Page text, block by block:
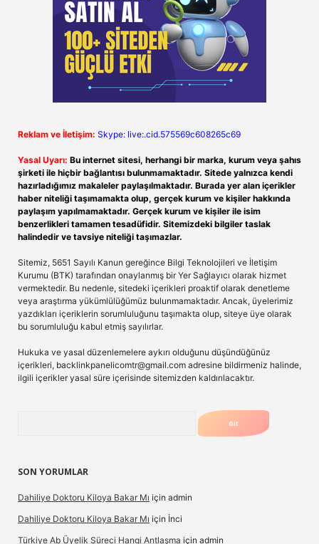
Reklam ve İletişim: Skype: live:.cid.575569c608265c69
Yasal Uyarı: Bu internet sitesi, herhangi bir marka, kurum veya şahıs
şirketi ile hiçbir bağlantısı bulunmamaktadır. Sitede yalnızca kendi
hazırladığımız makaleler paylaşılmaktadır. Burada yer alan içerikler
haber niteliği taşımamakta olup, gerçek kurum ve kişiler hakkında
paylaşım yapılmamaktadır. Gerçek kurum ve kişiler ile isim
benzerlikleri tamamen tesadüfidir. Sitemizdeki bilgiler taslak
halindedir ve tavsiye niteliği taşımazlar.
Sitemiz, 5651 Sayılı Kanun gereğince Bilgi Teknolojileri ve İletişim
Kurumu (BTK) tarafından onaylanmış bir Yer Sağlayıcı olarak hizmet
vermektedir. Bu nedenle, sitedeki içerikleri proaktif olarak denetleme
veya araştırma yükümlülüğümüz bulunmamaktadır. Ancak, üyelerimiz
yazdıkları içeriklerin sorumluluğunu taşımakta olup, siteye üye olarak
bu sorumluluğu kabul etmiş sayılırlar.
Hukuka ve yasal düzenlemelere aykırı olduğunu düşündüğünüz
içerikleri, backlinkpanelicomtr@gmail.com adresine bildirmeniz halinde,
ilgili içerikler yasal süre içerisinde sitemizden kaldırılacaktır.
SON YORUMLAR
Dahiliye Doktoru Kiloya Bakar Mı için admin
Dahiliye Doktoru Kiloya Bakar Mı için İnci
Türkiye Ab Üyelik Süreci Hangi Antlaşma için admin